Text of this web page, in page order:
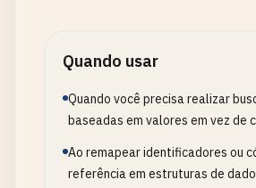
Quando usar
Quando você precisa realizar
baseadas em valores em vez de
Ao remapear identificadores ou
referência em estruturas de